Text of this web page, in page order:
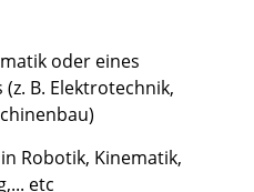
oder eines
B. Elektrotechnik,
Robotik, Kinematik,
etc